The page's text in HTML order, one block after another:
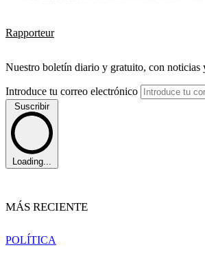
Rapporteur
Nuestro boletín diario y gratuito, con noticias
Introduce tu correo electrónico
Suscribir
Loading...
MÁS RECIENTE
POLÍTICA